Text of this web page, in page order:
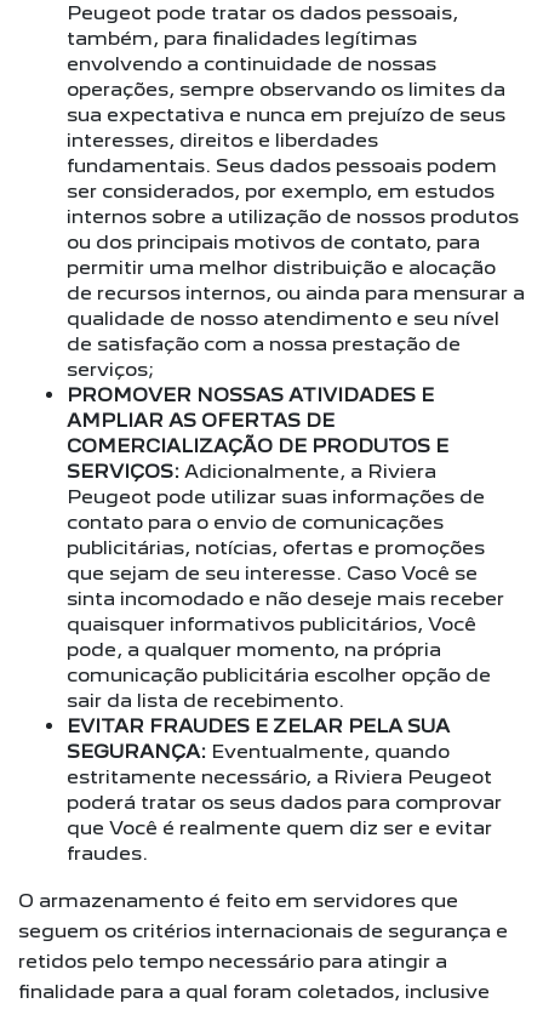
Peugeot pode tratar os dados pessoais,
também, para finalidades legítimas
envolvendo a continuidade de nossas
operações, sempre observando os limites da
sua expectativa e nunca em prejuízo de seus
interesses, direitos e liberdades
fundamentais. Seus dados pessoais podem
ser considerados, por exemplo, em estudos
internos sobre a utilização de nossos produtos
ou dos principais motivos de contato, para
permitir uma melhor distribuição e alocação
de recursos internos, ou ainda para mensurar a
qualidade de nosso atendimento e seu nível
de satisfação com a nossa prestação de
serviços;
PROMOVER NOSSAS ATIVIDADES E
AMPLIAR AS OFERTAS DE
COMERCIALIZAÇÃO DE PRODUTOS E
SERVIÇOS: Adicionalmente, a Riviera
Peugeot pode utilizar suas informações de
contato para o envio de comunicações
publicitárias, notícias, ofertas e promoções
que sejam de seu interesse. Caso Você se
sinta incomodado e não deseje mais receber
quaisquer informativos publicitários, Você
pode, a qualquer momento, na própria
comunicação publicitária escolher opção de
sair da lista de recebimento.
EVITAR FRAUDES E ZELAR PELA SUA
SEGURANÇA: Eventualmente, quando
estritamente necessário, a Riviera Peugeot
poderá tratar os seus dados para comprovar
que Você é realmente quem diz ser e evitar
fraudes.
O armazenamento é feito em servidores que
seguem os critérios internacionais de segurança e
retidos pelo tempo necessário para atingir a
finalidade para a qual foram coletados, inclusive